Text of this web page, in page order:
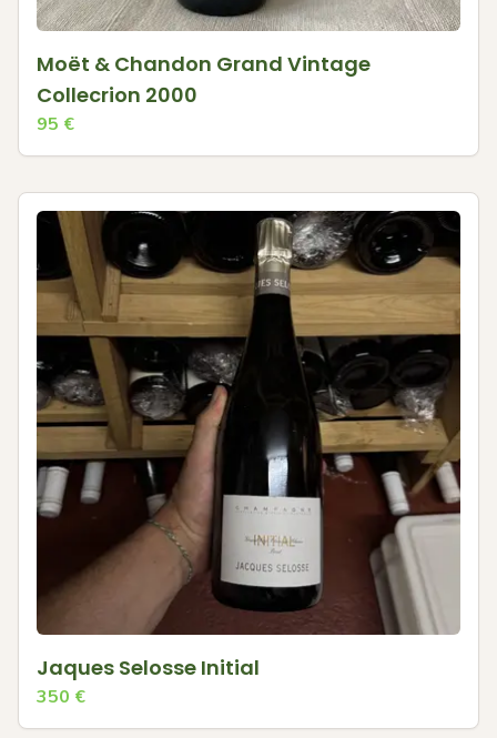
Moët & Chandon Grand Vintage
Collecrion 2000
95 €
Jaques Selosse Initial
350 €